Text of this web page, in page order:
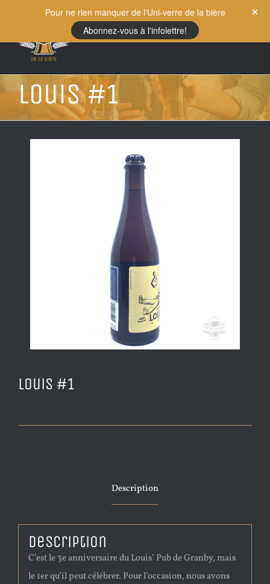
content
Louis #1
Louis #1
Description
Description
C’est le 3e anniversaire du Louis’ Pub de Granby, mais
le 1er qu’il peut célébrer. Pour l’occasion, nous avons
Pour ne rien manquer de l'Uni-verre de la bière
Abonnez-vous à l'infolettre!